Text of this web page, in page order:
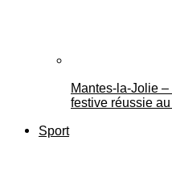
Mantes-la-Jolie
festive réussie
Sport